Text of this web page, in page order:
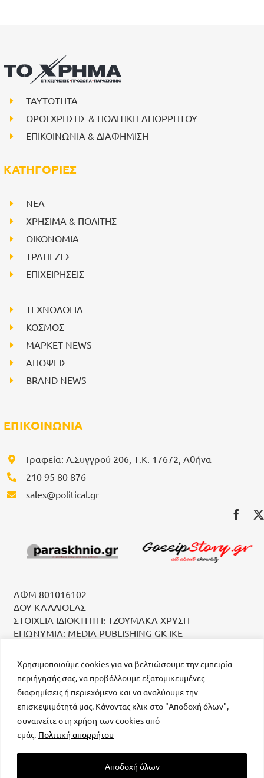
Χρησιμοποιούμε cookies για να βελτιώσουμε την εμπειρία
περιήγησής σας, να προβάλλουμε εξατομικευμένες
διαφημίσεις ή περιεχόμενο και να αναλύουμε την
επισκεψιμότητά μας. Κάνοντας κλικ στο "Αποδοχή όλων",
συναινείτε στη χρήση των cookies από
εμάς. Πολιτική απορρήτου
Αποδοχή όλων
ΤΑΥΤΟΤΗΤΑ
ΟΡΟΙ ΧΡΗΣΗΣ & ΠΟΛΙΤΙΚΗ ΑΠΟΡΡΗΤΟΥ
ΕΠΙΚΟΙΝΩΝΙΑ & ΔΙΑΦΗΜΙΣΗ
ΚΑΤΗΓΟΡΙΕΣ
NEA
ΧΡΗΣΙΜΑ & ΠΟΛΙΤΗΣ
ΟΙΚΟΝΟΜΙΑ
ΤΡΑΠΕΖΕΣ
ΕΠΙΧΕΙΡΗΣΕΙΣ
ΤΕΧΝΟΛΟΓΙΑ
ΚΟΣΜΟΣ
ΜΑΡΚΕΤ NEWS
ΑΠΟΨΕΙΣ
BRAND NEWS
ΕΠΙΚΟΙΝΩΝΙΑ
Γραφεία: Λ.Συγγρού 206, Τ.Κ. 17672, Αθήνα
210 95 80 876
sales@political.gr
ΑΦΜ 801016102
ΔΟΥ ΚΑΛΛΙΘΕΑΣ
ΣΤΟΙΧΕΙΑ ΙΔΙΟΚΤΗΤΗ: ΤΖΟΥΜΑΚΑ ΧΡΥΣΗ
ΕΠΩΝΥΜΙΑ: MEDIA PUBLISHING GK IKE
μοναδικός αριθμός Μ.Η.Τ. 232223